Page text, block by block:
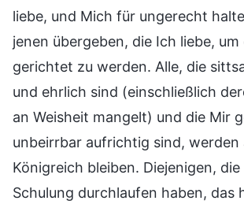
liebe, und Mich für ungerecht
jenen übergeben, die Ich liebe, um
gerichtet zu werden. Alle, die
und ehrlich sind (einschließlich
an Weisheit mangelt) und die Mir
unbeirrbar aufrichtig sind, werden
Königreich bleiben. Diejenigen, die
Schulung durchlaufen haben, das